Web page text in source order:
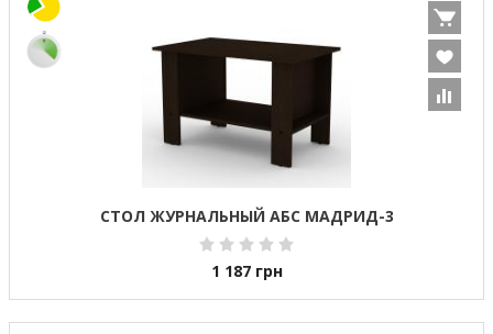
СТОЛ ЖУРНАЛЬНЫЙ АБС МАДРИД-3
1 187 грн